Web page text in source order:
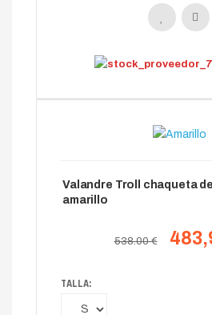
Valandre Troll chaqueta
amarillo
538.00 €
TALLA: